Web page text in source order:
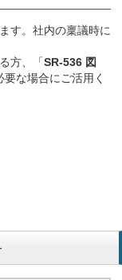
す。社内の稟議時に
方、「SR-536 図
な場合にご活用く